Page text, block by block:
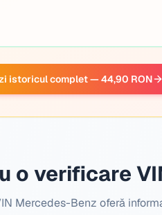
istoricul complet — 44,90 RON
o verificare
Mercedes-Benz oferă